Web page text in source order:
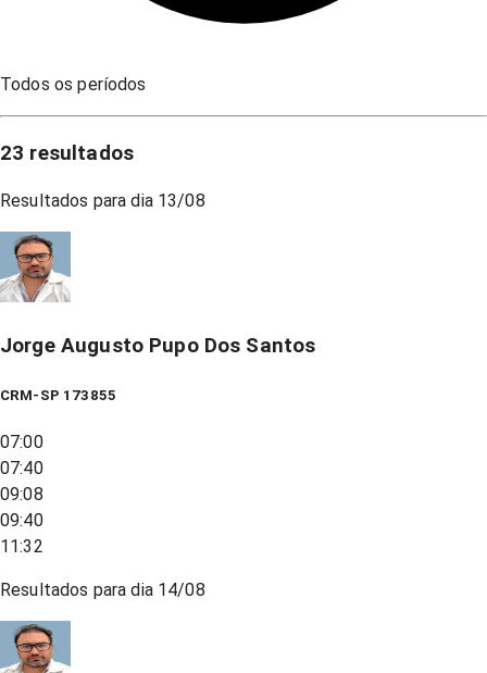
Todos os períodos
23 resultados
Resultados para dia 13/08
Jorge Augusto Pupo Dos Santos
CRM-SP 173855
07:00
07:40
09:08
09:40
11:32
Resultados para dia 14/08